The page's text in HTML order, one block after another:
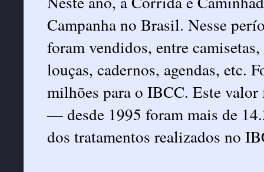
Campanha no Brasil. Nesse
foram vendidos, entre
louças, cadernos, agendas, etc.
milhões para o IBCC. Este
— desde 1995 foram mais de
dos tratamentos realizados no